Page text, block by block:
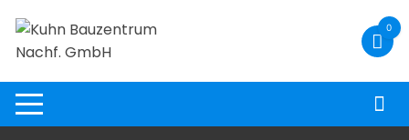
Inhalt
springen
0